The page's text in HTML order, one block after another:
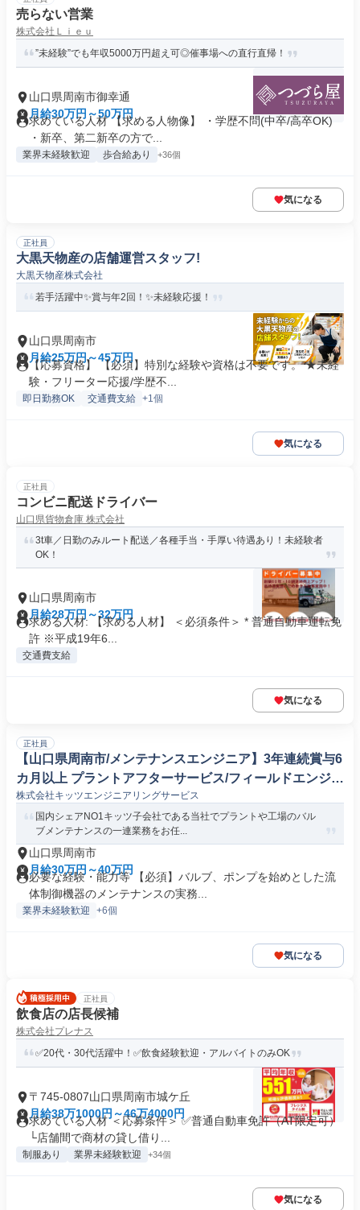
売らない営業
株式会社Ｌｉｅｕ
”未経験”でも年収5000万円超え可◎催事場への直行直帰！
山口県周南市御幸通
月給30万円～50万円
求めている人材 【求める人物像】 ・学歴不問(中卒/高卒OK)
・新卒、第二新卒の方で...
業界未経験歓迎 歩合給あり +36個
気になる
正社員
大黒天物産の店舗運営スタッフ!
大黒天物産株式会社
若手活躍中✨賞与年2回！✨未経験応援！
山口県周南市
月給25万円～45万円
【応募資格】 【必須】特別な経験や資格は不要です。 ★未経
験・フリーター応援/学歴不...
即日勤務OK 交通費支給 +1個
気になる
正社員
コンビニ配送ドライバー
山口県貨物倉庫 株式会社
3t車／日勤のみルート配送／各種手当・手厚い待遇あり！未経験者
OK！
山口県周南市
月給28万円～32万円
求める人材: 【求める人材】 ＜必須条件＞ * 普通自動車運転免
許 ※平成19年6...
交通費支給
気になる
正社員
【山口県周南市/メンテナンスエンジニア】3年連続賞与6
カ月以上 プラントアフターサービス/フィールドエンジニ
ア
株式会社キッツエンジニアリングサービス
国内シェアNO1キッツ子会社である当社でプラントや工場のバル
ブメンテナンスの一連業務をお任...
山口県周南市
月給30万円～40万円
必要な経験・能力等 【必須】バルブ、ポンプを始めとした流
体制御機器のメンテナンスの実務...
業界未経験歓迎 +6個
気になる
正社員
飲食店の店長候補
株式会社プレナス
✅20代・30代活躍中！✅飲食経験歓迎・アルバイトのみOK
〒745-0807山口県周南市城ケ丘
月給38万1000円～46万4000円
求めている人材 ＜応募条件＞ ✅普通自動車免許（AT限定可）
└店舗間で商材の貸し借り...
制服あり 業界未経験歓迎 +34個
気になる